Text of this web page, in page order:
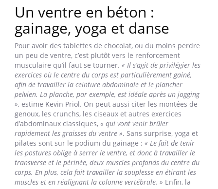
Un ventre en béton :
gainage, yoga et danse
Pour avoir des tablettes de chocolat, ou du moins perdre
un peu de ventre, c’est plutôt vers le renforcement
musculaire qu’il faut se tourner. « Il s’agit de privilégier les
exercices où le centre du corps est particulièrement gainé,
afin de travailler la ceinture abdominale et le plancher
pelvien. La planche, par exemple, est idéale après un jogging
», estime Kevin Priol. On peut aussi citer les montées de
genoux, les crunchs, les ciseaux et autres exercices
d’abdominaux classiques, « qui vont venir brûler
rapidement les graisses du ventre ». Sans surprise, yoga et
pilates sont sur le podium du gainage : « Le fait de tenir
les postures oblige à serrer le ventre, et donc à travailler le
transverse et le périnée, deux muscles profonds du centre du
corps. En plus, cela fait travailler la souplesse en étirant les
muscles et en réalignant la colonne vertébrale. » Enfin, la